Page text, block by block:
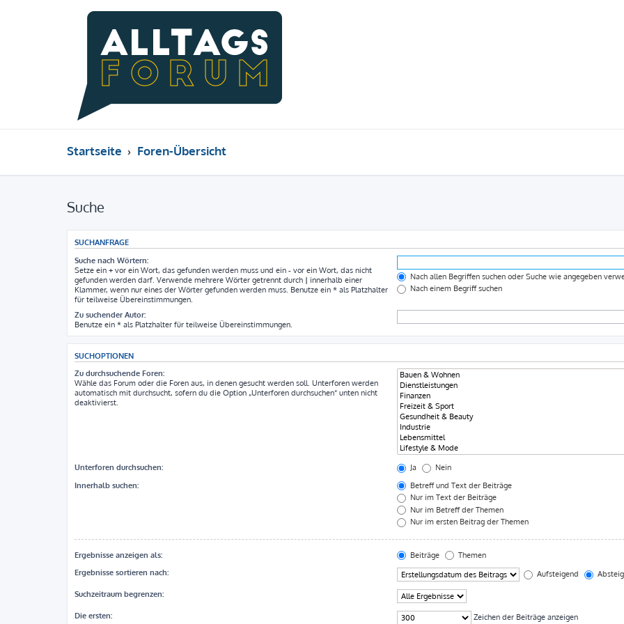
Startseite Foren-Übersicht
Suche
SUCHANFRAGE
Suche nach Wörtern:
Setze ein + vor ein Wort, das gefunden werden muss und ein - vor ein Wort, das nicht
gefunden werden darf. Verwende mehrere Wörter getrennt durch | innerhalb einer
Klammer, wenn nur eines der Wörter gefunden werden muss. Benutze ein * als Platzhalter
für teilweise Übereinstimmungen.
Nach allen Begriffen suchen oder Suche wie angegeben
Nach einem Begriff suchen
Zu suchender Autor:
Benutze ein * als Platzhalter für teilweise Übereinstimmungen.
SUCHOPTIONEN
Zu durchsuchende Foren:
Wähle das Forum oder die Foren aus, in denen gesucht werden soll. Unterforen werden
automatisch mit durchsucht, sofern du die Option „Unterforen durchsuchen“ unten nicht
deaktivierst.
Unterforen durchsuchen: Ja
Nein
Innerhalb suchen:
Betreff und Text der Beiträge
Nur im Text der Beiträge
Nur im Betreff der Themen
Nur im ersten Beitrag der Themen
Ergebnisse anzeigen als: Beiträge
Themen
Ergebnisse sortieren nach:
Aufsteigend
Suchzeitraum begrenzen:
Die ersten: Zeichen der Beiträge anzeigen